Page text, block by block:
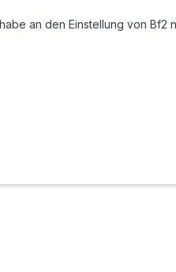
an den Einstellung von Bf2